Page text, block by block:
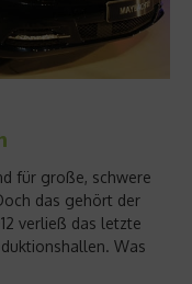
für große, schwere
das gehört der
verließ das letzte
Was